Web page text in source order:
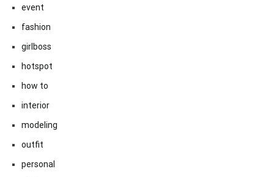
event
fashion
girlboss
hotspot
how to
interior
modeling
outfit
personal